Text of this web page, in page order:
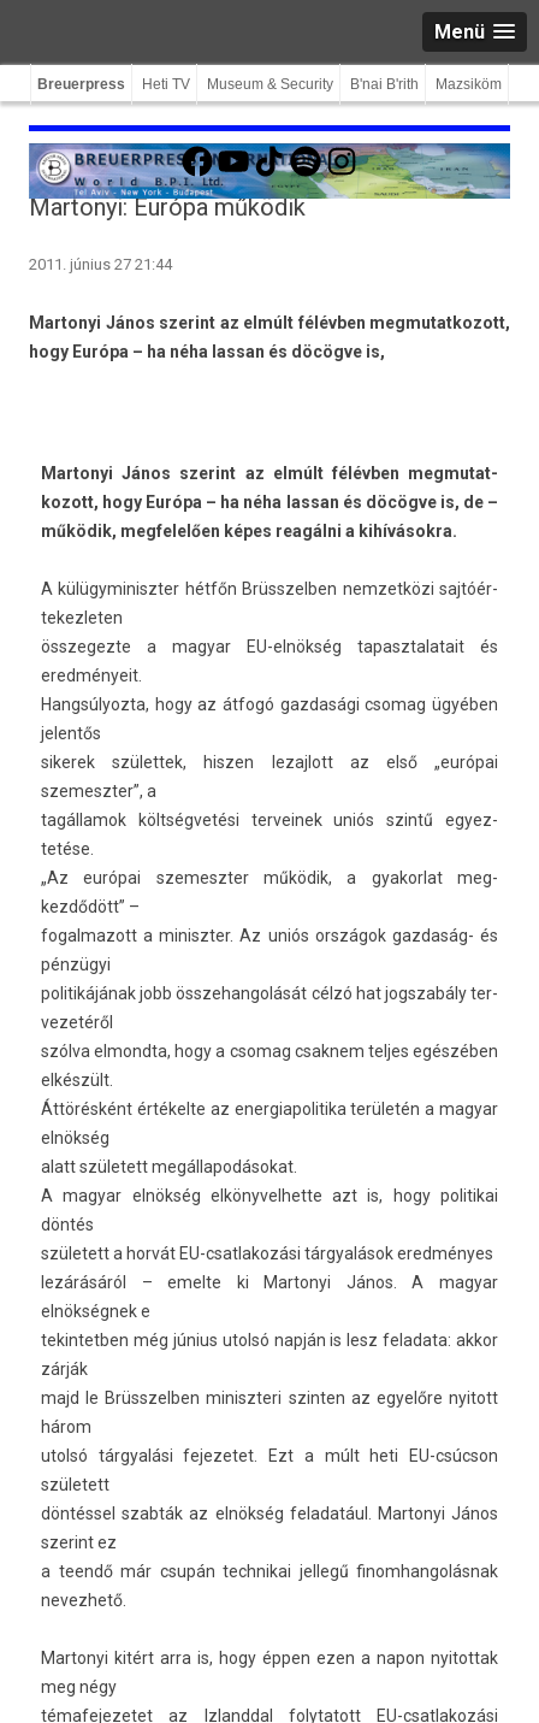
Menü
Breuerpress Heti TV Museum & Security B'nai B'rith Mazsiköm
Facebook
YouTube
TikTokSpotifyInstagram
Martonyi: Európa működik
2011. június 27 21:44
Mar­tonyi János szerint az elmúlt félévben meg­mutat­kozott,
hogy Európa – ha néha las­san és döcögve is,
Mar­tonyi János szerint az elmúlt félévben meg­mutat­
kozott, hogy Európa – ha néha las­san és döcögve is, de –
működik, meg­felelő­en képes reagálni a kihívásokra.
A külügyminiszt­er hétfőn Brüsszelb­en nem­zetközi saj­tóér­
tekez­let­en
összegez­te a magyar EU-elnökség tapasztalatait és
eredményeit.
Han­gsúlyoz­ta, hogy az átfogó gaz­dasági csomag ügyében
jelen­tős
sikerek szület­tek, hisz­en lezaj­lott az első „európai
szemeszt­er”, a
tagál­lamok költségvetési ter­veinek uniós szintű egyez­
tetése.
„Az európai szemeszt­er működik, a gyakor­lat meg­
kezdődött” –
fogal­mazott a miniszt­er. Az uniós országok gazdaság- és
pénzügyi
politikájának jobb összehan­golását célzó hat jogszabá­ly ter­
vezetéről
szólva el­mondta, hogy a csomag csak­nem tel­jes egészében
elkészült.
Áttörésként értékelte az en­er­giapolitika területén a magyar
elnökség
alatt született megál­lapodásokat.
A magyar elnökség el­könyvel­hette azt is, hogy politikai
döntés
született a horvát EU-csatlakozási tárgyalások eredményes
lezárásáról – em­el­te ki Mar­tonyi János. A magyar
elnökségnek e
tekin­tetb­en még június utolsó napján is lesz feladata: akkor
zárják
majd le Brüsszelb­en miniszteri szint­en az egyelőre nyitott
három
utolsó tárgyalási fejezetet. Ezt a múlt heti EU-csúcson
született
döntéssel szabták az elnökség feladatául. Mar­tonyi János
szerint ez
a teendő már csupán tech­nikai jel­legű fin­om­hangolás­nak
nevez­hető.
Mar­tonyi kitért arra is, hogy éppen ezen a napon nyitot­tak
meg négy
témafejezetet az Iz­landd­al folytatott EU-csatlakozási